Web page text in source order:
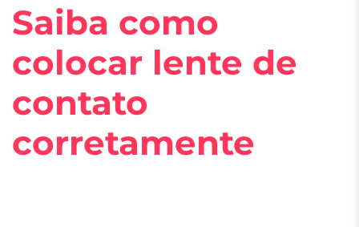
Saiba como
colocar lente de
contato
corretamente